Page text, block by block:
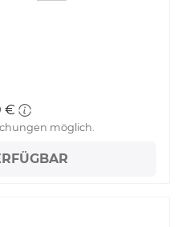
€
möglich.